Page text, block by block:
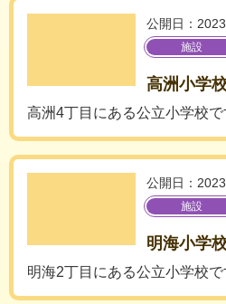
公開日：
施設
高洲小学
高洲4丁目にある公立小学校で
公開日：
施設
明海小学
明海2丁目にある公立小学校で